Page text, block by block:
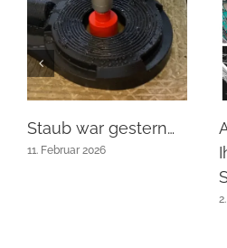
Staub war gestern…
11. Februar 2026